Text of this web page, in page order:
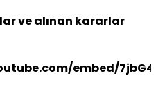
ve alınan kararlar
embed/